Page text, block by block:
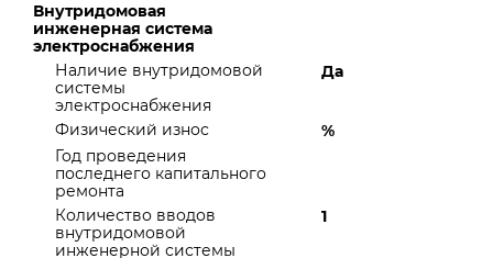
Внутридомовая
инженерная система
электроснабжения
Наличие внутридомовой
системы
электроснабжения
Да
Физический износ
%
Год проведения
последнего капитального
ремонта
Количество вводов
внутридомовой
инженерной системы
1